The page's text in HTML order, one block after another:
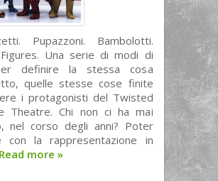
Pupazzoni. Bambolotti.
Una serie di modi di
definire la stessa cosa
quelle stesse cose finite
i protagonisti del Twisted
Theatre. Chi non ci ha mai
nel corso degli anni? Poter
con la rappresentazione in
Read more »